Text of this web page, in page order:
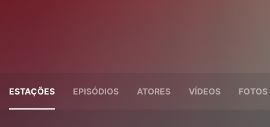
ESTAÇÕES EPISÓDIOS ATORES VÍDEOS FOTOS